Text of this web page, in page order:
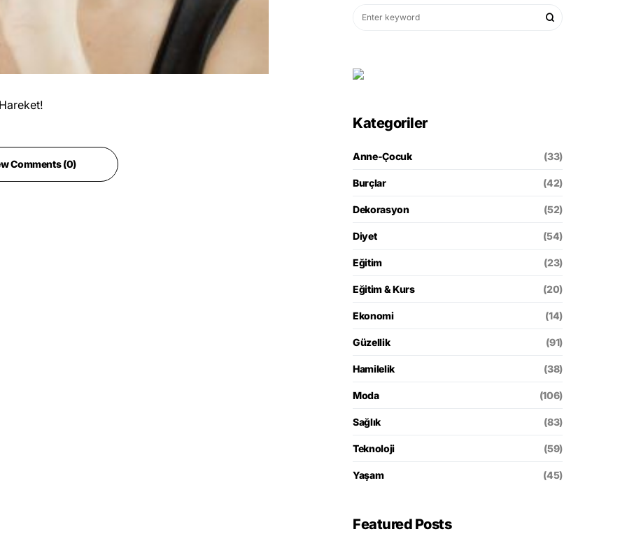
Comments (0)
Kategoriler
Anne-Çocuk (33)
Burçlar (42)
Dekorasyon (52)
Diyet (54)
Eğitim (23)
Eğitim & Kurs (20)
Ekonomi (14)
Güzellik (91)
Hamilelik (38)
Moda (106)
Sağlık (83)
Teknoloji (59)
Yaşam (45)
Featured Posts